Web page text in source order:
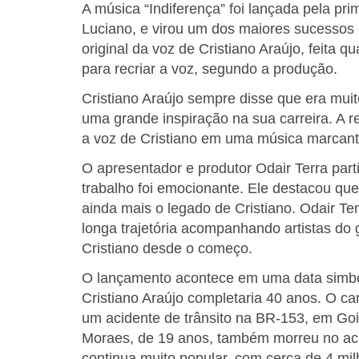
A música “Indiferença” foi lançada pela
Luciano, e virou um dos maiores
original da voz de Cristiano Araújo, feita
para recriar a voz, segundo a produção.
Cristiano Araújo sempre disse que era
uma grande inspiração na sua carreira. A
a voz de Cristiano em uma música
O apresentador e produtor Odair Terra
trabalho foi emocionante. Ele destacou
ainda mais o legado de Cristiano. Odair
longa trajetória acompanhando artistas
Cristiano desde o começo.
O lançamento acontece em uma data
Cristiano Araújo completaria 40 anos. O
um acidente de trânsito na BR-153, em
Moraes, de 19 anos, também morreu no